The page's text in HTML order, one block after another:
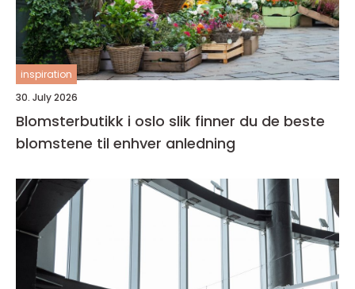
inspiration
30. July 2026
Blomsterbutikk i oslo slik finner du de beste
blomstene til enhver anledning